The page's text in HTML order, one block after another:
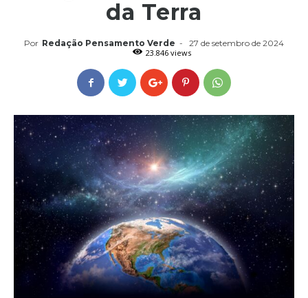
da Terra
Por Redação Pensamento Verde -
27 de setembro de 2024
23.846 views